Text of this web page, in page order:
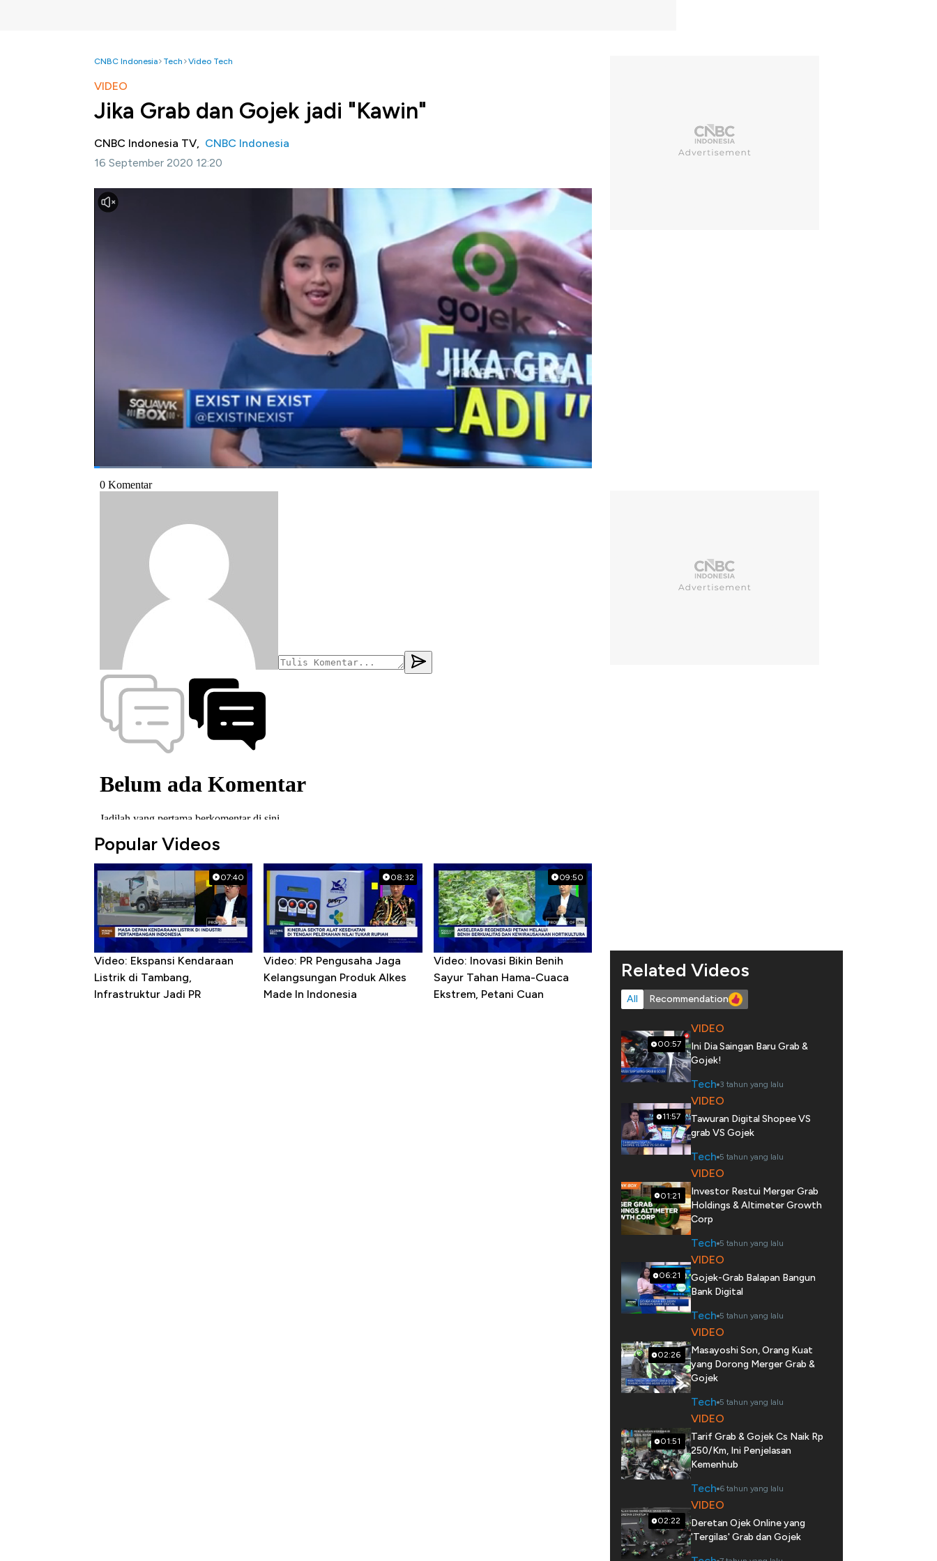
CNBC Indonesia Tech Video Tech
VIDEO
Jika Grab dan Gojek jadi "Kawin"
CNBC Indonesia TV, CNBC Indonesia
16 September 2020 12:20
Jakarta, CNBC Indonesia-
Di tengah pandemi Covid-19 isu penggabungan usaha alias merger duo
raksasa ride hailing Gojek dan Grab kembali mencuat. Kali ini aksi merger keduanya dikabarkan sudah
mengantongi restu dari pihak yang disebut "orang kuat". Siapa yang dimaksud orang kuat ini? Dan
mengapa 2 super app yang selama ini bersaing ketat merebut hati pelanggan justru sekarang ingin
Selengkapnya Exist In Exist akan menjelaskan dalam program Squawk Box CNBC Indonesia (Rabu,
#grab #gojek #merger
Popular Videos
07:40
Video: Ekspansi Kendaraan
Listrik di Tambang,
Infrastruktur Jadi PR
08:32
Video: PR Pengusaha Jaga
Kelangsungan Produk Alkes
Made In Indonesia
09:50
Video: Inovasi Bikin Benih
Sayur Tahan Hama-Cuaca
Ekstrem, Petani Cuan
Related Videos
All Recommendation
00:57
VIDEO
Ini Dia Saingan Baru Grab &
Gojek!
Tech 3 tahun yang lalu
11:57
VIDEO
Tawuran Digital Shopee VS
grab VS Gojek
Tech 5 tahun yang lalu
01:21
VIDEO
Investor Restui Merger Grab
Holdings & Altimeter Growth
Corp
Tech 5 tahun yang lalu
06:21
VIDEO
Gojek-Grab Balapan Bangun
Bank Digital
Tech 5 tahun yang lalu
02:26
VIDEO
Masayoshi Son, Orang Kuat
yang Dorong Merger Grab &
Gojek
Tech 5 tahun yang lalu
01:51
VIDEO
Tarif Grab & Gojek Cs Naik Rp
250/Km, Ini Penjelasan
Kemenhub
Tech 6 tahun yang lalu
02:22
VIDEO
Deretan Ojek Online yang
'Tergilas' Grab dan Gojek